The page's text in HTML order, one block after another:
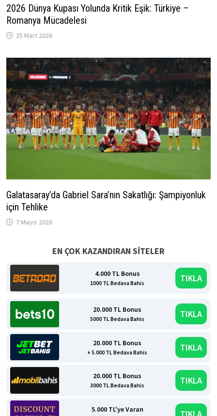
2026 Dünya Kupası Yolunda Kritik Eşik: Türkiye –
Romanya Mücadelesi
25 Mart 2026
Galatasaray’da Gabriel Sara’nın Sakatlığı: Şampiyonluk
için Tehlike
7 Mayıs 2026
EN ÇOK KAZANDIRAN SİTELER
4.000 TL Bonus
1000 TL Bedava Bahis TIKLA
20.000 TL Bonus
5000 TL Bedava Bahis TIKLA
20.000 TL Bonus
+ 5.000 TL Bedava Bahis TIKLA
20.000 TL Bonus
3000 TL Bedava Bahis TIKLA
5.000 TL'ye Varan TIKLA